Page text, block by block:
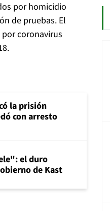
por homicidio
de pruebas. El
coronavirus
la prisión
con arresto
el duro
de Kast